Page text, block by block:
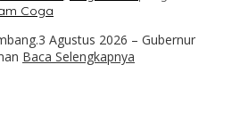
Coga
Agustus 2026 – Gubernur
Baca Selengkapnya